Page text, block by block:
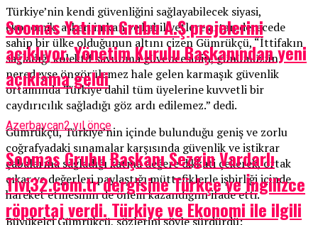
Türkiye’nin kendi güvenliğini sağlayabilecek siyasi,
ekonomik, askeri imkan ve kabiliyetlere artan derecede
sahip bir ülke olduğunun altını çizen Gümrükçü, “İttifakın
sağladığı kolektif savunma güvencesinin, günümüzün
neredeyse öngörülemez hale gelen karmaşık güvenlik
ortamında Türkiye dahil tüm üyelerine kuvvetli bir
caydırıcılık sağladığı göz ardı edilemez.” dedi.
Gümrükçü, Türkiye’nin içinde bulunduğu geniş ve zorlu
coğrafyadaki sınamalar karşısında güvenlik ve istikrar
çabalarına sağladığı katma değere dikkati çekerek, ortak
çıkar ve değerleri paylaştığı müttefiklerle işbirliği içinde
hareket etmesinin de önem kazandığını ifade etti.
Büyükelçi Gümrükçü, sözlerini şöyle sürdürdü:
Soomas Yatırım Grubu A.Ş projelerini
açıklıyor. Yönetim Kurulu Başkanından yeni
açıklama geldi
Azerbaycan2 yıl önce
Soomas Grubu Başkanı Sezgin Vardarlı
Tivi32.com.tr dergisine Türkçe ve İngilizce
röportaj verdi. Türkiye ve Ekonomi ile ilgili